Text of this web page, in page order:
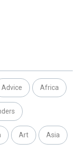
Advice Africa
Art Asia